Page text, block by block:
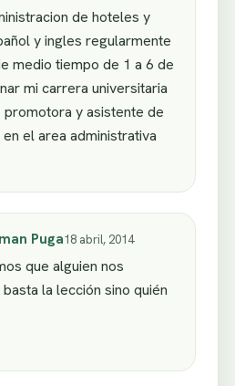
de hoteles y
y ingles regularmente
medio tiempo de 1 a 6 de
mi carrera universitaria
y asistente de
el area administrativa
Puga18 abril, 2014
que alguien nos
la lección sino quién